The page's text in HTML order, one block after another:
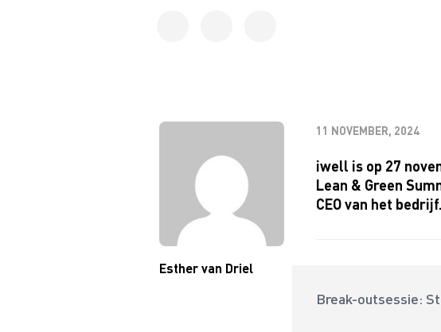
Esther van Driel
11 NOVEMBER, 2024
iwell is op 27
Lean & Green
CEO van het bedrijf.
Break-outsessie: